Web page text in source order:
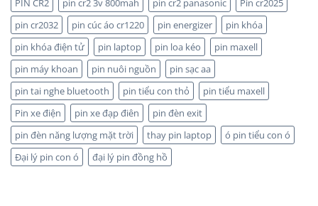
CHÍNH
HÃNG
PIN CR2 pin cr2 3v 800mah pin cr2 panasonic
Pin cr2025
pin cr2032
pin cúc áo cr1220 pin energizer
pin khóa
pin khóa điện tử
pin laptop pin loa kéo
pin maxell
pin máy khoan
pin nuôi nguồn
pin sạc aa
pin tai nghe bluetooth
pin tiểu con thỏ
pin tiểu maxell
Pin xe điện
pin xe đạp điên
pin đèn exit
pin đèn năng lượng mặt trời
thay pin laptop
ó pin tiểu con ó
Đại lý pin con ó
đại lý pin đồng hồ